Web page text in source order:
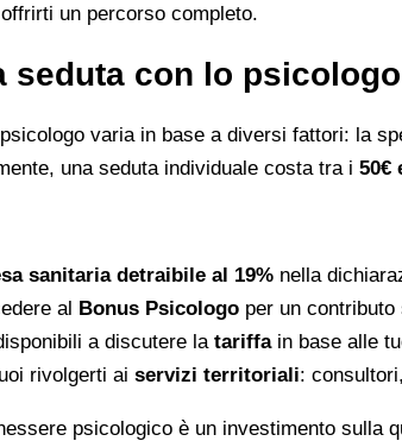
un percorso completo.
seduta con lo
varia in base a diversi fattori: la
una seduta individuale costa tra i 50€
sanitaria detraibile al 19% nella
al Bonus Psicologo per un
a discutere la tariffain base alle
rivolgerti ai servizi territoriali:
psicologico è un investimento